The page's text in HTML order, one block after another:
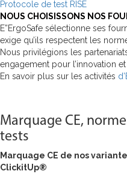
Protocole de test RISE
NOUS CHOISISSONS NOS
E”ErgoSafe sélectionne ses
exige qu’ils respectent les
Nous privilégions les
engagement pour l’innovation
En savoir plus sur les activités
Marquage CE,
tests
Marquage CE de nos
ClickitUp®